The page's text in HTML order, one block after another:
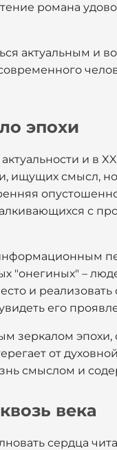
романа
актуальным и
эпохи
и в
ищущих смысл,
с
"онегиных" –
и
его
зеркалом
от
смыслом и
века
сердца